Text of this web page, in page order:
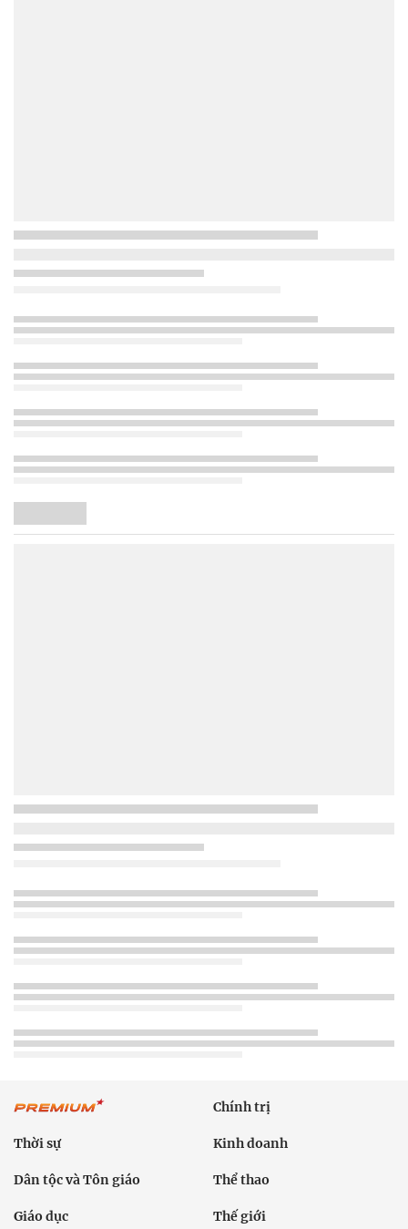
Chính trị
Thời sự Kinh doanh
Dân tộc và Tôn giáo Thể thao
Giáo dục Thế giới